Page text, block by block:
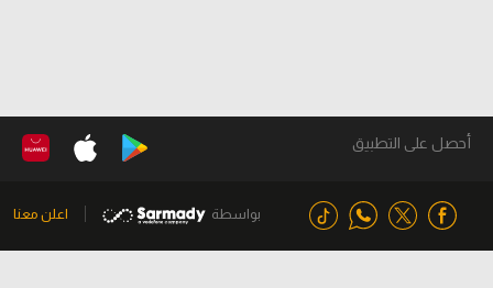
أحصل على التطبيق
بواسطة اعلن معنا